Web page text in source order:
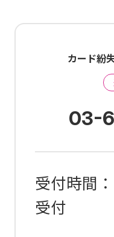
カード紛
03-
受付時間
受付